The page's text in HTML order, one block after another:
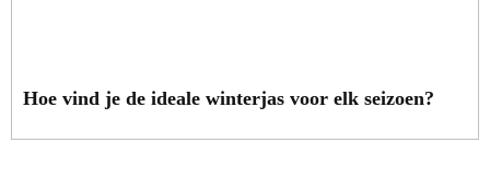
Hoe vind je de ideale winterjas voor elk seizoen?